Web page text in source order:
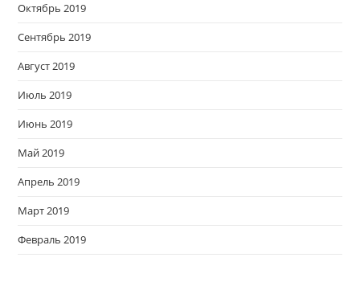
Октябрь 2019
Сентябрь 2019
Август 2019
Июль 2019
Июнь 2019
Май 2019
Апрель 2019
Март 2019
Февраль 2019